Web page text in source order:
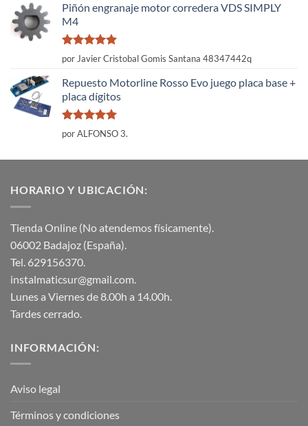
Piñón engranaje motor corredera VDS SIMPLY
M4
Valorado
con
por Javier Cristobal Gomis Santana 48347442q
Repuesto Motorline Rosso Evo juego placa base +
placa dígitos
Valorado
con
por ALFONSO 3.
HORARIO Y UBICACIÓN:
Tienda Online (No atendemos físicamente).
06002 Badajoz (España).
Tel. 629156370.
instalmaticsur@gmail.com.
Lunes a Viernes de 8.00h a 14.00h.
Tardes cerrado.
INFORMACIÓN:
Aviso legal
Términos y condiciones